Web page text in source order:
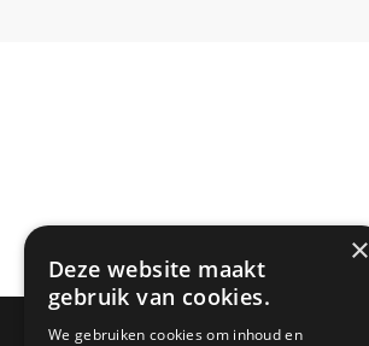
×
Deze website maakt
gebruik van cookies.
We gebruiken cookies om inhoud en